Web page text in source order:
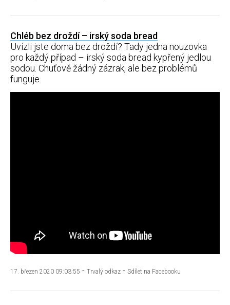
Chléb bez droždí – irský soda bread
Uvízli jste doma bez droždí? Tady jedna nouzovka
pro každý případ – irský soda bread kypřený jedlou
sodou. Chuťově žádný zázrak, ale bez problémů
funguje.
17. březen 2020 09:03:55 - Trvalý odkaz - Sdílet na Facebooku